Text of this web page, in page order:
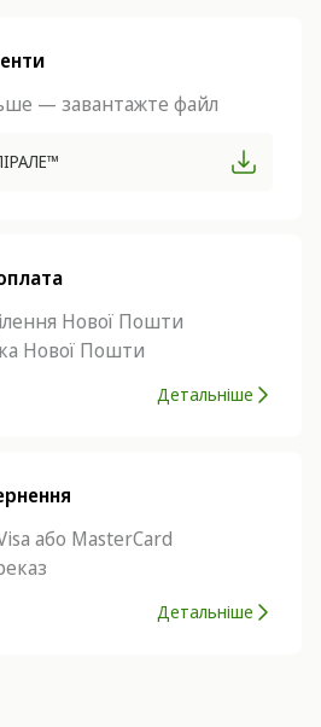
— завантажте файл
Нової Пошти
Нової Пошти
Детальніше
або MasterCard
Детальніше